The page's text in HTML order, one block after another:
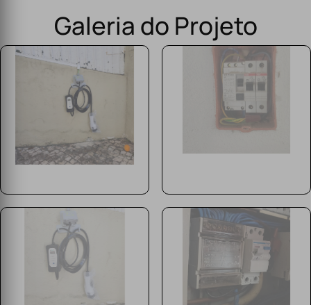
Galeria do Projeto